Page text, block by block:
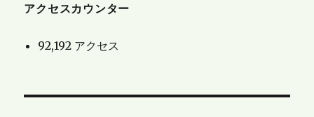
と
ロ
アクセスカウンター
92,192 アクセス